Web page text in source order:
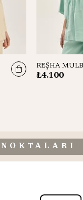
₺4.100